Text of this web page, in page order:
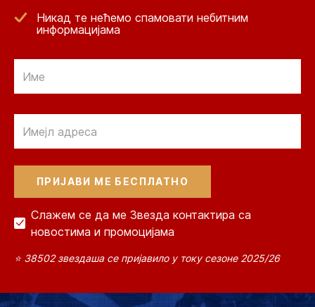
Никад те нећемо спамовати небитним
информацијама
Слажем се да ме Звезда контактира са
новостима и промоцијама
⭐ 38502 звездаша се пријавило у току сезоне 2025/26